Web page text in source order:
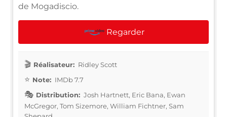
de Mogadiscio.
Regarder
Réalisateur: Ridley Scott
Note: IMDb 7.7
Distribution: Josh Hartnett, Eric Bana, Ewan
McGregor, Tom Sizemore, William Fichtner, Sam